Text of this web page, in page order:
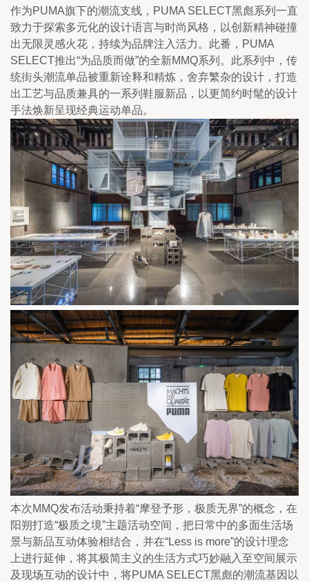
作为PUMA旗下的潮流支线，PUMA SELECT黑彪系列一直
致力于探索多元化的设计语言与时尚风格，以创新精神碰撞
出无限灵感火花，持续为品牌注入活力。此番，PUMA
SELECT推出“为品质而做”的全新MMQ系列。此系列中，传
统街头潮流单品被重新诠释和精炼，舍弃繁杂的设计，打造
出工艺与品质兼具的一系列鞋服新品，以更简约时髦的设计
手法焕新呈现经典运动单品。
本次MMQ发布活动秉持着“摩登予形，极质无界”的概念，在
阳朔打造“极质之境”主题活动空间，把日常中的多面生活场
景与新品互动体验相结合，并在“Less is more”的设计理念
上进行延伸，将其极简主义的生活方式巧妙融入至空间展示
及现场互动的设计中，将PUMA SELECT黑彪的潮流基因以